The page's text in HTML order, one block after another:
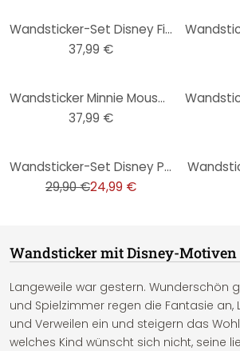
Wandsticker-Set Disney Findet Dorie 12-teilig
37,99 €
Wandsticker Minnie Mouse Scream
37,99 €
Wandsticker-Set Disney Pixar Die unglaublichen 2
29,90 €24,99 €
Wandsticker mit Disney-Motiven
Langeweile war gestern. Wunderschön
und Spielzimmer regen die Fantasie an,
und Verweilen ein und steigern das
welches Kind wünscht sich nicht, seine